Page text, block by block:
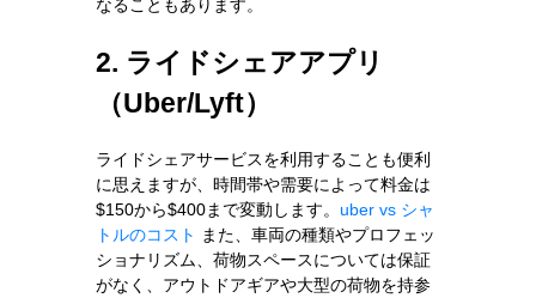
なることもあります。
2. ライドシェアアプリ
（Uber/Lyft）
ライドシェアサービスを利用することも便利
に思えますが、時間帯や需要によって料金は
$150から$400まで変動します。 uber vs シャ
トルのコスト
また、車両の種類やプロフェッ
ショナリズム、荷物スペースについては保証
がなく、アウトドアギアや大型の荷物を持参